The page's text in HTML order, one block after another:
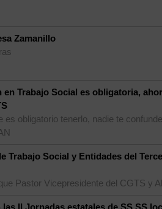
Zamanillo
Trabajo Social es obligatoria,
obligatorio tenerlo, nadie te
Trabajo Social y Entidades del
Pastor Vicepresidente del CGTS y
II Jornadas estatales de SS.SS